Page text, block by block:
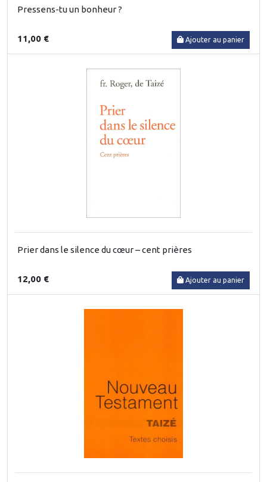
Pressens-tu un bonheur ?
11,00 € Ajouter au panier
Prier dans le silence du cœur – cent prières
12,00 € Ajouter au panier